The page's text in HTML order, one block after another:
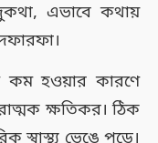
এভাবে কথায়
কম হওয়ার কারণে
ক্ষতিকর। ঠিক
স্বাস্থ্য ভেঙে পড়ে।